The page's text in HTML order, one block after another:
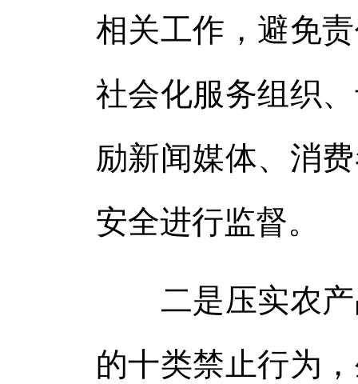
相关工作，避免
社会化服务组织
励新闻媒体、消
安全进行监督。
二是压实农产
的十类禁止行为